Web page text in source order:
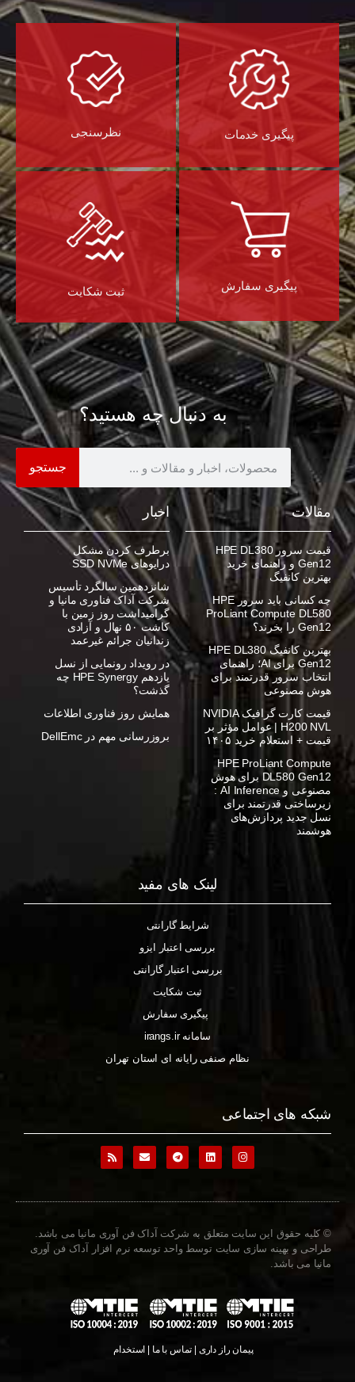
پیگیری خدمات نظرسنجی
پیگیری سفارش ثبت شکایت
به دنبال چه هستید؟
جستجو
مقالات
قیمت سرور HPE DL380
Gen12 و راهنمای خرید
بهترین کانفیگ
چه کسانی باید سرور HPE
ProLiant Compute DL580
Gen12 را بخرند؟
بهترین کانفیگ HPE DL380
Gen12 برای AI؛ راهنمای
انتخاب سرور قدرتمند برای
هوش مصنوعی
قیمت کارت گرافیک NVIDIA
H200 NVL | عوامل مؤثر بر
قیمت + استعلام خرید ۱۴۰۵
HPE ProLiant Compute
DL580 Gen12 برای هوش
مصنوعی و AI Inference :
زیرساختی قدرتمند برای
نسل جدید پردازش‌های
هوشمند
اخبار
برطرف کردن مشکل
درایوهای SSD NVMe
شانزدهمین سالگرد تأسیس
شرکت آداک فناوری مانیا و
گرامیداشت روز زمین با
کاشت ۵۰ نهال و آزادی
زندانیان جرائم غیرعمد
در رویداد رونمایی از نسل
یازدهم HPE Synergy چه
گذشت؟
همایش روز فناوری اطلاعات
بروزرسانی مهم در DellEmc
لینک های مفید
شرایط گارانتی
بررسی اعتبار ایزو
بررسی اعتبار گارانتی
ثبت شکایت
پیگیری سفارش
سامانه irangs.ir
نظام صنفی رایانه ای استان تهران
شبکه های اجتماعی
© کلیه حقوق این سایت متعلق به شرکت آداک فن آوری مانیا می باشد.
طراحی و بهینه سازی سایت توسط واحد توسعه نرم افزار آداک فن آوری
مانیا می باشد.
پیمان راز داری | تماس با ما | استخدام